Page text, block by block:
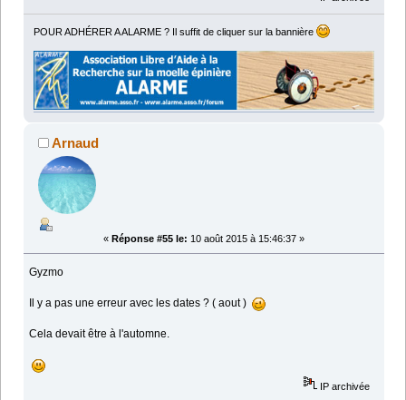
POUR ADHÉRER A ALARME ? Il suffit de cliquer sur la bannière
Arnaud
« Réponse #55 le: 10 août 2015 à 15:46:37 »
Gyzmo
Il y a pas une erreur avec les dates ? ( aout )
Cela devait être à l'automne.
IP archivée